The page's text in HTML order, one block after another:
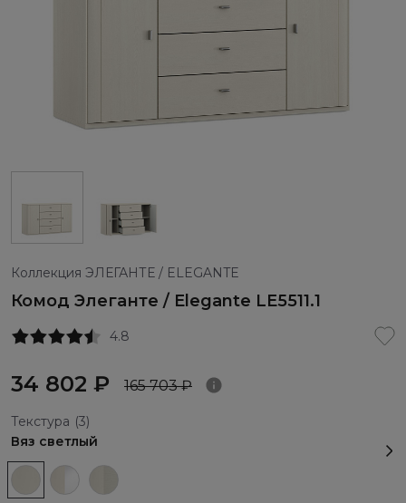
Коллекция ЭЛЕГАНТЕ / ELEGANTE
Комод Элеганте / Elegante LE5511.1
4.8
34 802 ₽ 165 703 ₽
Текстура (3)
Вяз светлый